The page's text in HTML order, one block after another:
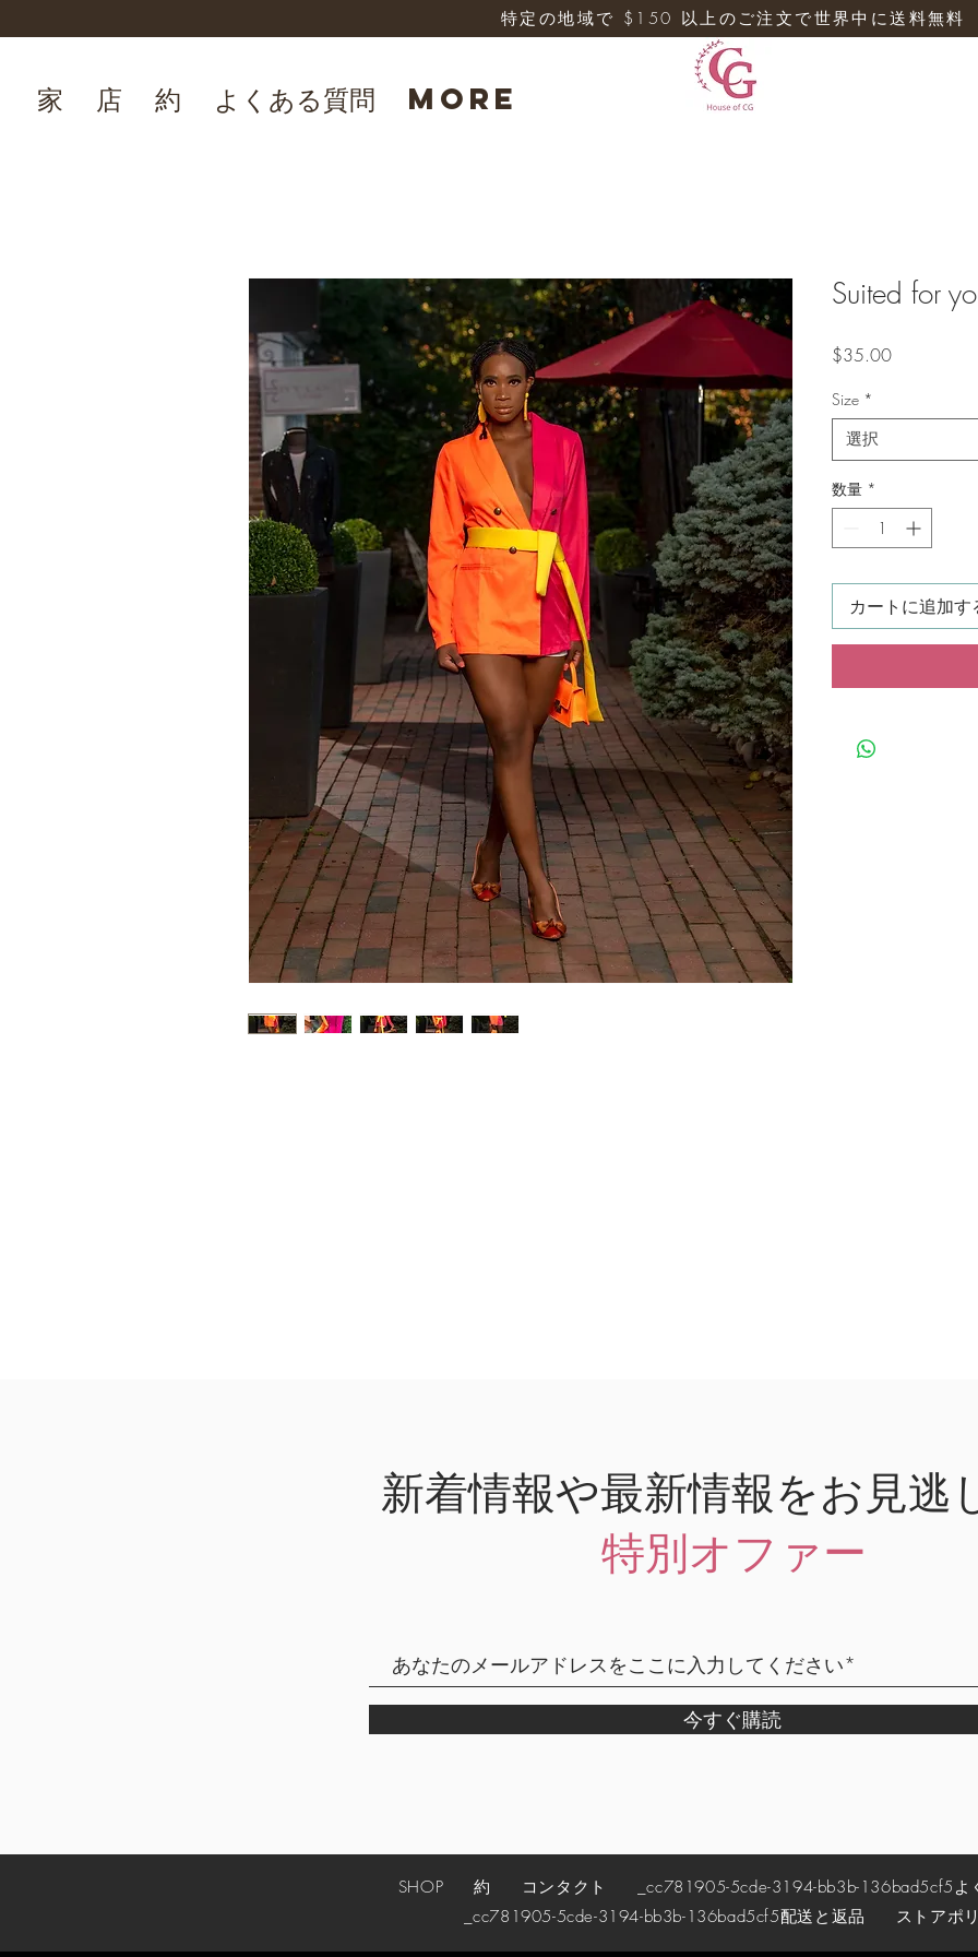
家 店 約 よくある質問 More
特定の地域で $150 以上のご注文で世界中に送料無料
Suited for
$35.00価
Size *
選択
数量 *
カートに追加す
新着情報や最新情報をお見逃
特別オファー
今すぐ購読
SHOP 約 コンタクト _cc781905-5cde-3194-bb3b-136bad5cf5 よ
_cc781905-5cde-3194-bb3b-136bad5cf5配送と返品 ストアポ